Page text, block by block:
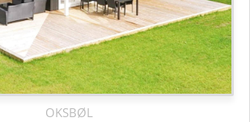
OKSBØL